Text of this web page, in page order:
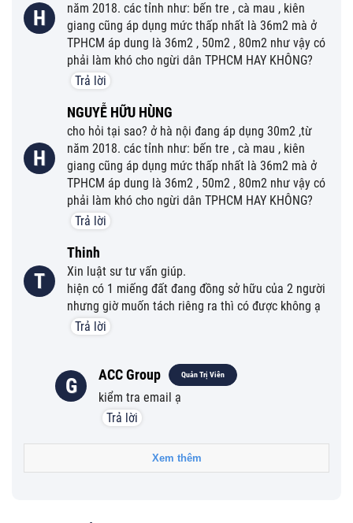
H
năm 2018. các tỉnh như: bến tre , cà mau , kiên
giang cũng áp dụng mức thấp nhất là 36m2 mà ở
TPHCM áp dung là 36m2 , 50m2 , 80m2 như vậy có
phải làm khó cho ngừi dân TPHCM HAY KHÔNG?
Trả lời
H
NGUYỄ HỮU HÙNG
cho hỏi tại sao? ở hà nội đang áp dụng 30m2 ,từ
năm 2018. các tỉnh như: bến tre , cà mau , kiên
giang cũng áp dụng mức thấp nhất là 36m2 mà ở
TPHCM áp dung là 36m2 , 50m2 , 80m2 như vậy có
phải làm khó cho ngừi dân TPHCM HAY KHÔNG?
Trả lời
T
Thinh
Xin luật sư tư vấn giúp.
hiện có 1 miếng đất đang đồng sở hữu của 2 người
nhưng giờ muốn tách riêng ra thì có được không ạ
Trả lời
G ACC Group Quản Trị Viên
kiểm tra email ạ
Trả lời
Xem thêm